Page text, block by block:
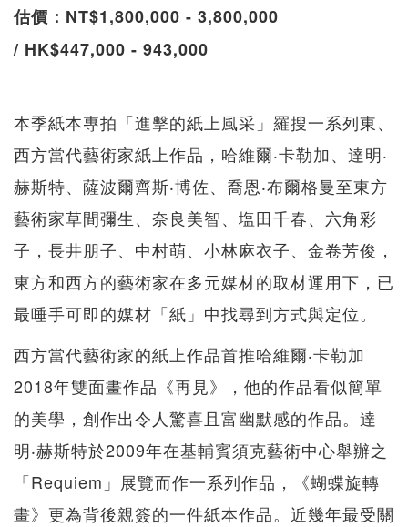
估價：NT$1,800,000 - 3,800,000
/ HK$447,000 - 943,000
本季紙本專拍「進擊的紙上風采」羅搜一系列東、
西方當代藝術家紙上作品，哈維爾‧卡勒加、達明‧
赫斯特、薩波爾齊斯‧博佐、喬恩‧布爾格曼至東方
藝術家草間彌生、奈良美智、塩田千春、六角彩
子，長井朋子、中村萌、小林麻衣子、金卷芳俊，
東方和西方的藝術家在多元媒材的取材運用下，已
最唾手可即的媒材「紙」中找尋到方式與定位。
西方當代藝術家的紙上作品首推哈維爾‧卡勒加
2018年雙面畫作品《再見》，他的作品看似簡單
的美學，創作出令人驚喜且富幽默感的作品。達
明‧赫斯特於2009年在基輔賓須克藝術中心舉辦之
「Requiem」展覽而作一系列作品，《蝴蝶旋轉
畫》更為背後親簽的一件紙本作品。近幾年最受關